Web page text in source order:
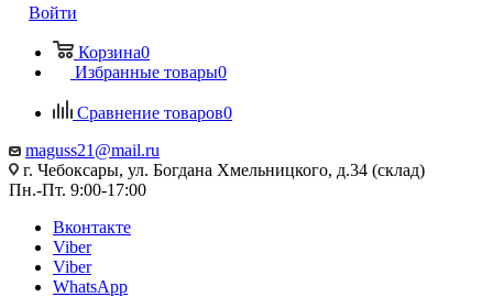
Войти
Корзина0
Избранные товары0
Сравнение товаров0
maguss21@mail.ru
г. Чебоксары, ул. Богдана Хмельницкого, д.34 (склад)
Пн.-Пт. 9:00-17:00
Вконтакте
Viber
Viber
WhatsApp